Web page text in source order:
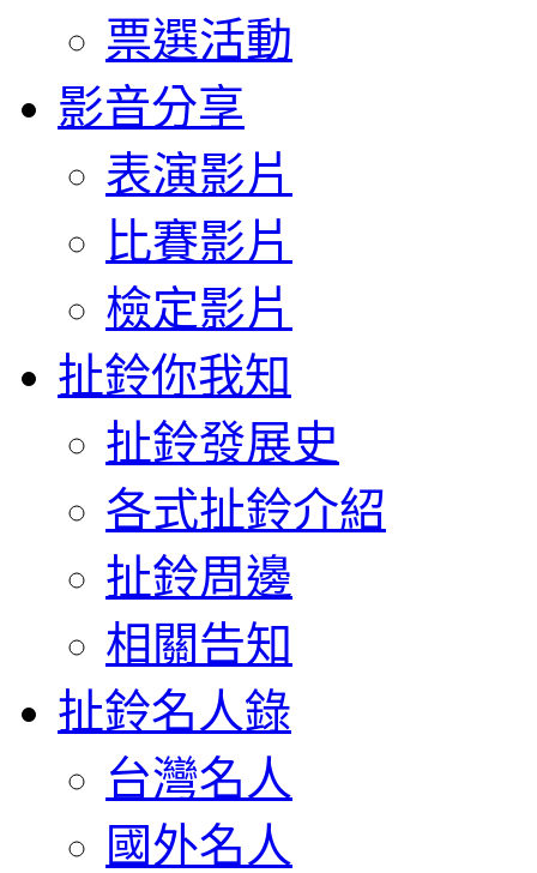
票選活動
影音分享
表演影片
比賽影片
檢定影片
扯鈴你我知
扯鈴發展史
各式扯鈴介紹
扯鈴周邊
相關告知
扯鈴名人錄
台灣名人
國外名人